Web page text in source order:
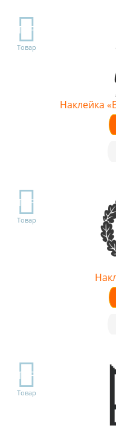
TOP
Товар
Наклейка
TOP
Товар
TOP
Товар